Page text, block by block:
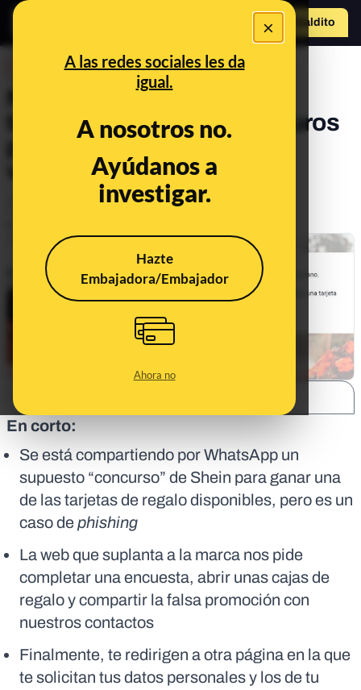
×
A las redes sociales les da
igual.
A nosotros no.
Ayúdanos a
investigar.
Hazte
Embajadora/Embajador
Ahora no
Hazte Maldito
No, Shein no está dando
tarjetas de regalo de 500 euros
por un sorteo especial de
En corto:
Se está compartiendo por WhatsApp un
supuesto “concurso” de Shein para ganar una
de las tarjetas de regalo disponibles, pero es un
caso dephishing
La web que suplanta a la marca nos pide
completar una encuesta, abrir unas cajas de
regalo y compartir la falsa promoción con
nuestros contactos
Finalmente, te redirigen a otra página en la que
te solicitan tus datos personales y los de tu